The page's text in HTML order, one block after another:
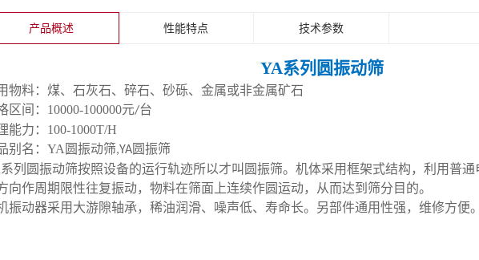
产品概述 性能特点 技术参数
YA系列圆振动筛
物料：煤、石灰石、碎石、砂砾、金属或非金属矿石
区间： 10000-100000元/台
能力： 100-1000T/H
别名： YA 圆振动筛,YA圆振筛
系列圆振动筛按照设备的运行轨迹所以才叫圆振筛。机体采用框架式结构，利用普
向作周期限性往复振动，物料在筛面上连续作圆运动，从而达到筛分目的。
振动器采用大游隙轴承，稀油润滑、噪声低、寿命长。另部件通用性强，维修方便。